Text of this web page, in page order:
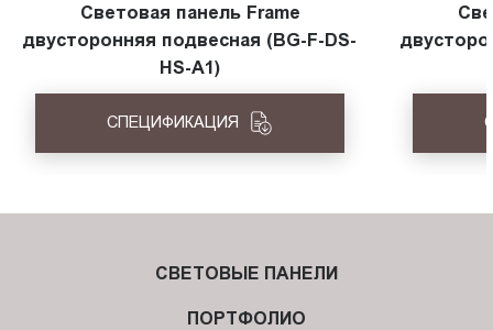
Световая панель Frame
двусторонняя подвесная (BG-F-DS-
HS-A1)
СПЕЦИФИКАЦИЯ
СВЕТОВЫЕ ПАНЕЛИ
ПОРТФОЛИО